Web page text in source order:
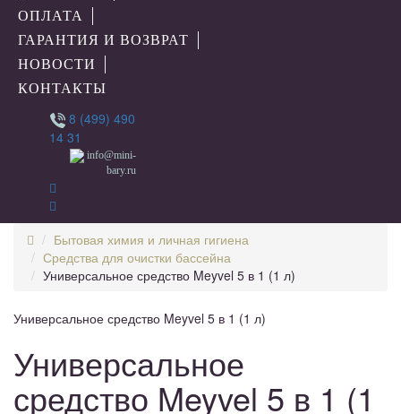
ОПЛАТА
ГАРАНТИЯ И ВОЗВРАТ
НОВОСТИ
КОНТАКТЫ
8 (499) 490
14 31
info@mini-
bary.ru
Бытовая химия и личная гигиена
Средства для очистки бассейна
Универсальное средство Meyvel 5 в 1 (1 л)
Универсальное средство Meyvel 5 в 1 (1 л)
Универсальное
средство Meyvel 5 в 1 (1